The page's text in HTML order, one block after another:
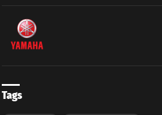
Tags